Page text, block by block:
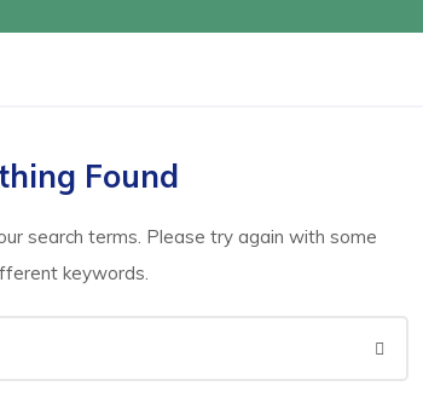
Found
search terms. Please try again with some
keywords.